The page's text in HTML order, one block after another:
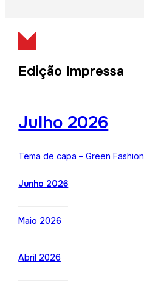
Edição Impressa
Julho 2026
Tema de capa – Green Fashion
Junho 2026
Maio 2026
Abril 2026